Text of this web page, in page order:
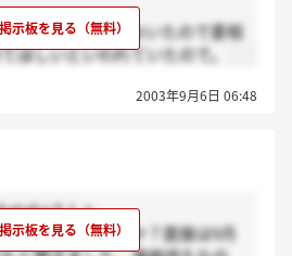
履歴書を送っておいたので菱相
ほしいといわれていたので。
2003年9月6日 06:48
さんへ
参加されましたか？面接は9月